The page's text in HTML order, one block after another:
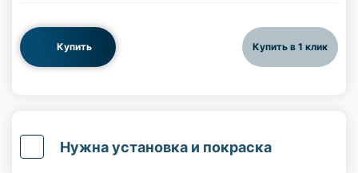
Купить Купить в 1 клик
Нужна установка и покраска